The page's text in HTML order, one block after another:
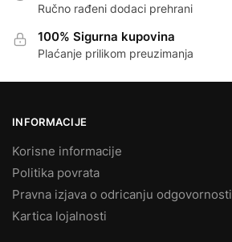
Ručno rađeni dodaci prehrani
100% Sigurna kupovina
Plaćanje prilikom preuzimanja
INFORMACIJE
Korisne informacije
Politika povrata
Pravna izjava o odricanju odgovornosti
Kartica lojalnosti